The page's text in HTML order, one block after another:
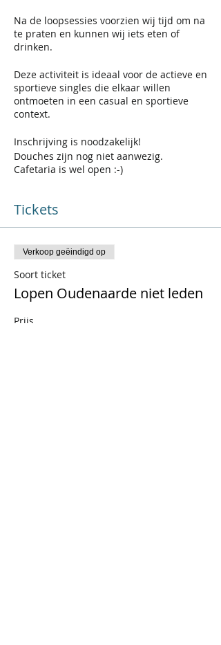
Na de loopsessies voorzien wij tijd om na
te praten en kunnen wij iets eten of
drinken.
Deze activiteit is ideaal voor de actieve en
sportieve singles die elkaar willen
ontmoeten in een casual en sportieve
context.
Inschrijving is noodzakelijk!
Douches zijn nog niet aanwezig.
Cafetaria is wel open :-)
Tickets
Verkoop geëindigd op
Soort ticket
Lopen Oudenaarde niet leden
Prijs